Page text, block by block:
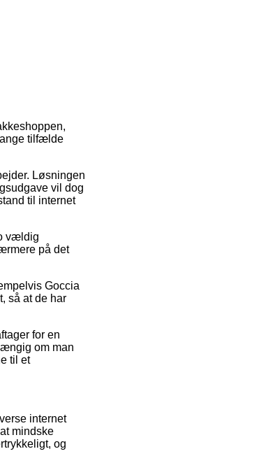
tilfælde
Løsningen
vil dog
til internet
vældig
på det
Goccia
så at de har
for en
om man
til et
internet
mindske
og